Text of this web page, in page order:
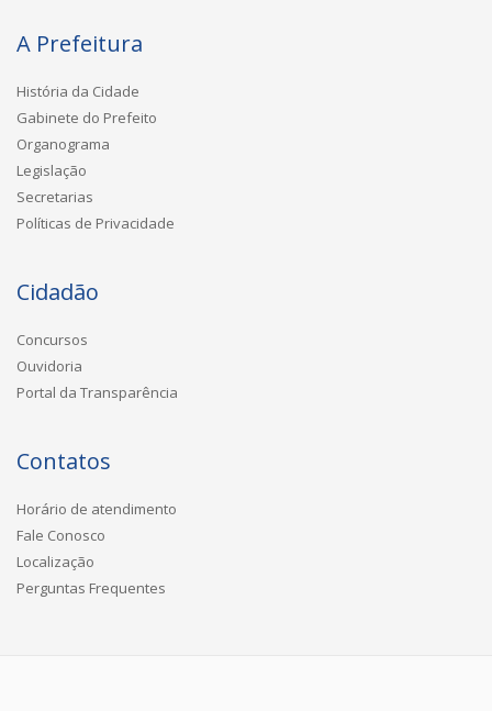
A Prefeitura
História da Cidade
Gabinete do Prefeito
Organograma
Legislação
Secretarias
Políticas de Privacidade
Cidadão
Concursos
Ouvidoria
Portal da Transparência
Contatos
Horário de atendimento
Fale Conosco
Localização
Perguntas Frequentes